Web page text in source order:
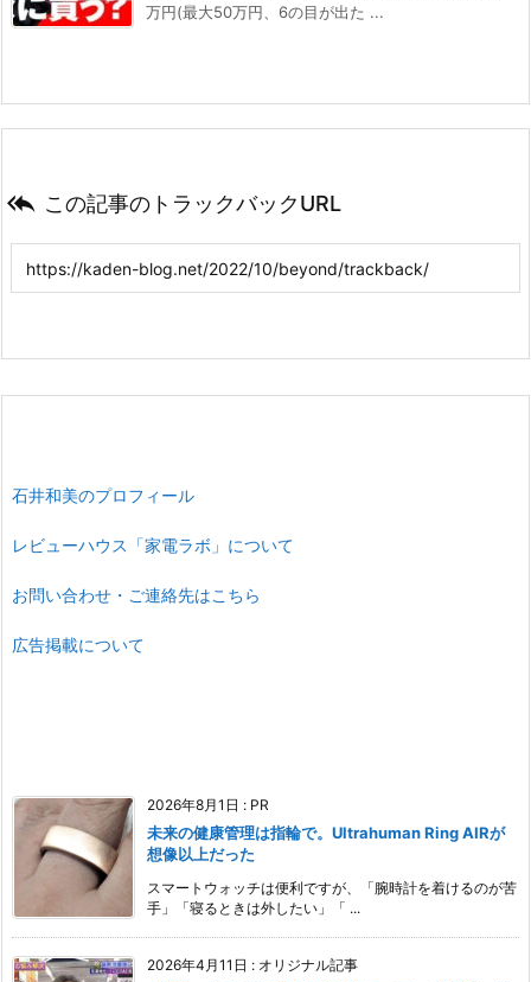
万円(最大50万円、6の目が出た ...
 この記事のトラックバックURL
石井和美のプロフィール
レビューハウス「家電ラボ」について
お問い合わせ・ご連絡先はこちら
広告掲載について
2026年8月1日 : PR
未来の健康管理は指輪で。Ultrahuman Ring AIRが
想像以上だった
スマートウォッチは便利ですが、「腕時計を着けるのが苦
手」「寝るときは外したい」「 ...
2026年4月11日 : オリジナル記事